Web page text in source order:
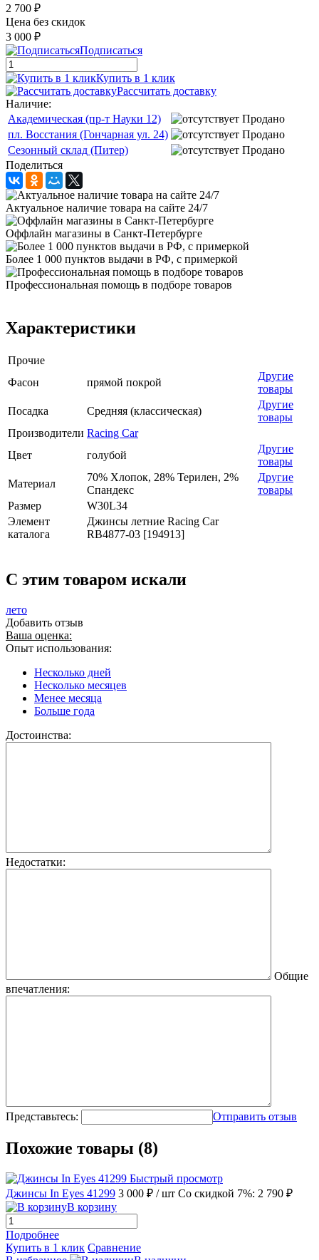
2 700 ₽
Цена без скидок
3 000 ₽
Подписаться
Купить в 1 клик
Рассчитать доставку
Наличие:
Академическая (пр-т Науки 12)
Продано
пл. Восстания (Гончарная ул. 24)
Продано
Сезонный склад (Питер)
Продано
Поделиться
Актуальное наличие товара на сайте 24/7
Оффлайн магазины в Санкт-Петербурге
Более 1 000 пунктов выдачи в РФ, с примеркой
Профессиональная помощь в подборе товаров
Характеристики
Прочие
Фасон
прямой покрой
Другие
товары
Посадка
Средняя (классическая)
Другие
товары
Производители Racing Car
Цвет
голубой
Другие
товары
Материал
70% Хлопок, 28% Терилен, 2%
Спандекс
Другие
товары
Размер
W30L34
Элемент
каталога
Джинсы летние Racing Car
RB4877-03 [194913]
C этим товаром искали
лето
Добавить отзыв
Ваша оценка:
Опыт использования:
Несколько дней
Несколько месяцев
Менее месяца
Больше года
Достоинства:
Недостатки:
Общие
впечатления:
Представьтесь: Отправить отзыв
Похожие товары (8)
Быстрый просмотр
Джинсы In Eyes 41299 3 000 ₽ / шт Со скидкой 7%: 2 790 ₽
В корзину
Подробнее
Купить в 1 клик Сравнение